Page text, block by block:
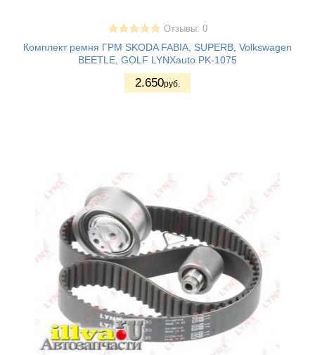
Отзывы: 0
Комплект ремня ГРМ SKODA FABIA, SUPERB, Volkswagen
BEETLE, GOLF LYNXauto PK-1075
2.650руб.